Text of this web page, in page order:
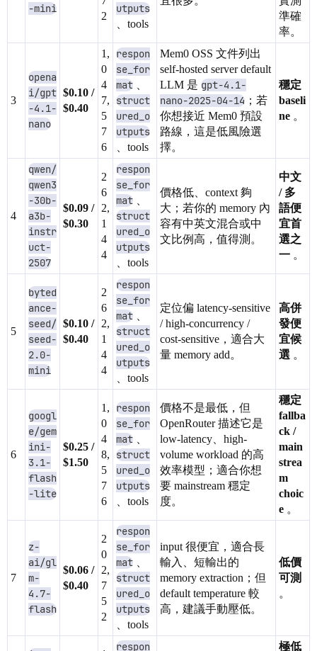
-mini
2
utputs
、tools
準確
率。
3
opena
i/gpt
-4.1-
nano
$0.10 /
$0.40
1,
0
4
7,
5
7
6
respon
se_for
mat
struct
ured_o
utputs
、tools
Mem0 OSS 文件列出
self-hosted server default
LLM 是 gpt-4.1-
nano-2025-04-14 ；若
你想接近 Mem0 預設
路線，這是低風險選
擇。
穩定
baseli
ne 。
4
qwen/
qwen3
-30b-
a3b-
instr
uct-
2507
$0.09 /
$0.30
2
6
2,
1
4
4
respon
se_for
mat
struct
ured_o
utputs
、tools
價格低、context 夠
大；若你的 memory 內
容有中英文混合或中
文比例高，值得測。
中文
/ 多
語便
宜首
選之
一 。
5
byted
ance-
seed/
seed-
2.0-
mini
$0.10 /
$0.40
2
6
2,
1
4
4
respon
se_for
mat
struct
ured_o
utputs
、tools
定位偏 latency-sensitive
/ high-concurrency /
cost-sensitive，適合大
量 memory add。
高併
發便
宜候
選 。
6
googl
e/gem
ini-
3.1-
flash
-lite
$0.25 /
$1.50
1,
0
4
8,
5
7
6
respon
se_for
mat
struct
ured_o
utputs
、tools
價格不是最低，但
OpenRouter 描述它是
low-latency、high-
volume workload 的高
效率模型；適合你想
要 mainstream 穩定
度。
穩定
fallba
ck /
main
strea
m
choic
e 。
7
z-
ai/gl
m-
4.7-
flash
$0.06 /
$0.40
2
0
2,
7
5
2
respon
se_for
mat
struct
ured_o
utputs
、tools
input 很便宜，適合長
輸入、短輸出的
memory extraction；但
default temperature 較
高，建議手動壓低。
低價
可測
。
respon 極低